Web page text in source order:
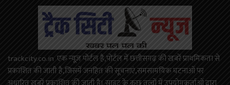
trackcity.co.in एक न्यूज़ पोर्टल है,पोर्टल में छत्तीसगढ़ की खबरें प्राथमिकता से
प्रकाशित की जाती है,जिसमें जनहित की सूचनाएं,समसामयिक घटनाओं पर